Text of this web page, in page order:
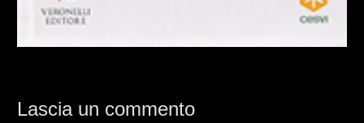
Lascia un commento